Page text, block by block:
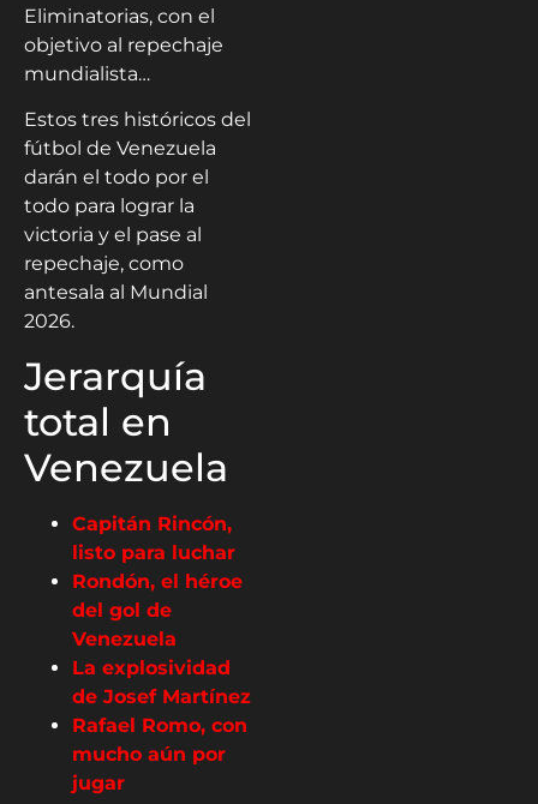
Eliminatorias, con el
objetivo al repechaje
mundialista…
Estos tres históricos del
fútbol de Venezuela
darán el todo por el
todo para lograr la
victoria y el pase al
repechaje, como
antesala al Mundial
2026.
Jerarquía
total en
Venezuela
Capitán Rincón,
listo para luchar
Rondón, el héroe
del gol de
Venezuela
La explosividad
de Josef Martínez
Rafael Romo, con
mucho aún por
jugar